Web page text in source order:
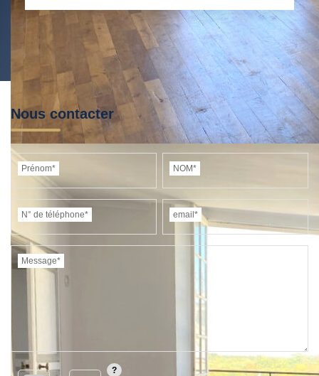
Nous contacter
Prénom* NOM*
N° de téléphone* email*
Message*